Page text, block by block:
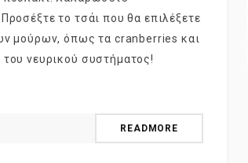
το τσάι που θα επιλέξετε
μούρων, όπως τα cranberries και
νευρικού συστήματος!
READMORE
πεπόνι περιέχει πολλές βιταμίνες;